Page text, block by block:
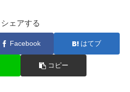
シェアする
Facebook はてブ
コピー